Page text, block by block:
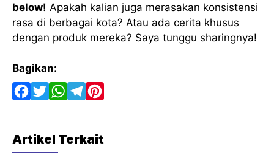
below! Apakah kalian juga merasakan konsistensi
rasa di berbagai kota? Atau ada cerita khusus
dengan produk mereka? Saya tunggu sharingnya!
Bagikan:
F
e
T
t
W
t
T
e
Artikel Terkait